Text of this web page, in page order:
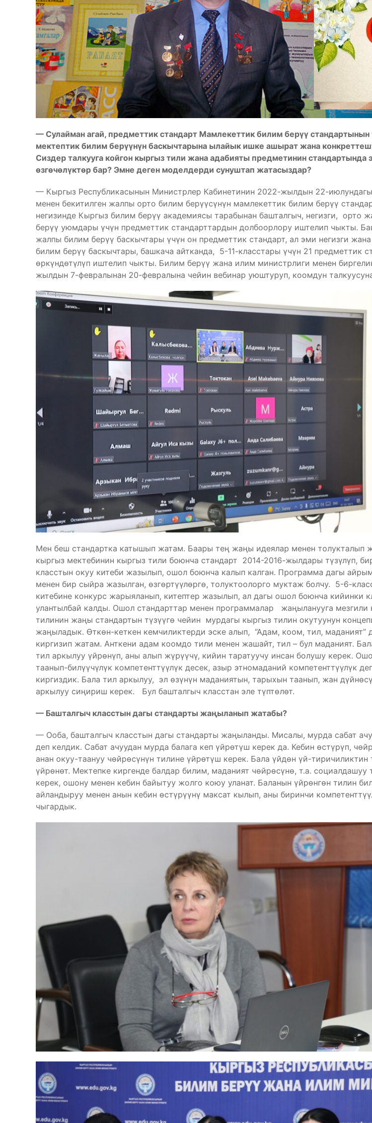
— Сулайман агай, предметтик стандарт Мамлекеттик билим берүү стандартынын
мектептик билим берүүнүн баскычтарына ылайык ишке ашырат жана
Сиздер талкууга койгон кыргыз тили жана адабияты предметинин стандартында
өзгөчөлүктөр бар? Эмне деген моделдерди сунуштап жатасыздар?
— Кыргыз Республикасынын Министрлер Кабинетинин 2022-жылдын 22-
менен бекитилген жалпы орто билим берүүсүнүн мамлекеттик билим берүү
негизинде Кыргыз билим берүү академиясы тарабынан башталгыч, негизги, орто
берүү уюмдары үчүн предметтик стандарттардын долбоорлору иштелип чыкты.
жалпы билим берүү баскычтары үчүн он предметтик стандарт, ал эми негизги
билим берүү баскычтары, башкача айтканда, 5-11-класстары үчүн 21 предметтик
өркүндөтүлүп иштелип чыкты. Билим берүү жана илим министрлиги менен
жылдын 7-февралынан 20-февралына чейин вебинар уюштуруп, коомдун
Мен беш стандартка катышып жатам. Баары тең жаңы идеялар менен толукталып
кыргыз мектебинин кыргыз тили боюнча стандарт 2014-2016-жылдары түзүлүп,
класстын окуу китеби жазылып, ошол боюнча калып калган. Программа дагы
менен бир сыйра жазылган, өзгөртүүлөргө, толуктоолорго муктаж болчу. 5-6-
китебине конкурс жарыяланып, китептер жазылып, ал дагы ошол боюнча кийинки
улантылбай калды. Ошол стандарттар менен программалар жаңыланууга мезгили
тилинин жаңы стандартын түзүүгө чейин мурдагы кыргыз тилин окутуунун
жаңыладык. Өткөн-кеткен кемчиликтерди эске алып, “Адам, коом, тил, маданият”
киргизип жатам. Анткени адам коомдо тили менен жашайт, тил – бул маданият.
тил аркылуу үйрөнүп, аны алып жүрүүчү, кийин таратуучу инсан болушу керек.
таанып-билүүчүлүк компетенттүүлүк десек, азыр этномаданий компетенттүүлүк
киргиздик. Бала тил аркылуу, эл өзүнүн маданиятын, тарыхын таанып, жан
аркылуу сиңириш керек. Бул башталгыч класстан эле түптөлөт.
— Башталгыч класстын дагы стандарты жаңыланып жатабы?
— Ооба, башталгыч класстын дагы стандарты жаңыланды. Мисалы, мурда сабат
деп келдик. Сабат ачуудан мурда балага кеп үйрөтүш керек да. Кебин өстүрүп,
анан окуу-таануу чөйрөсүнүн тилине үйрөтүш керек. Бала үйдөн үй-тиричиликтин
үйрөнөт. Мектепке киргенде балдар билим, маданият чөйрөсүнө, т.а. социалдашуу
керек, ошону менен кебин байытуу жолго коюу уланат. Баланын үйрөнгөн тилин
айландыруу менен анын кебин өстүрүүнү максат кылып, аны биринчи
чыгардык.